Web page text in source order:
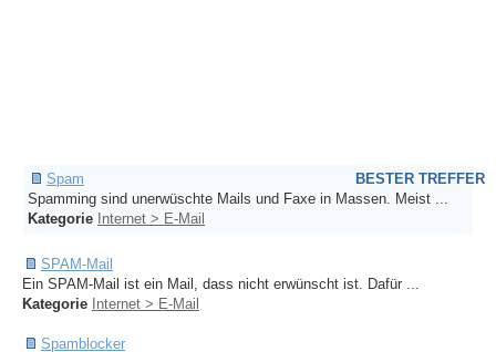
BESTER TREFFER
Spam
Spamming sind unerwüschte Mails und Faxe in Massen. Meist ...
Kategorie Internet > E-Mail
SPAM-Mail
Ein SPAM-Mail ist ein Mail, dass nicht erwünscht ist. Dafür ...
Kategorie Internet > E-Mail
Spamblocker